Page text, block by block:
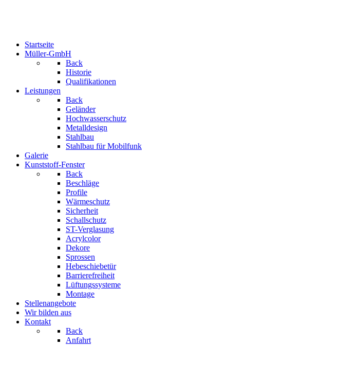
Startseite
Müller-GmbH
Back
Historie
Qualifikationen
Leistungen
Back
Geländer
Hochwasserschutz
Metalldesign
Stahlbau
Stahlbau für Mobilfunk
Galerie
Kunststoff-Fenster
Back
Beschläge
Profile
Wärmeschutz
Sicherheit
Schallschutz
ST-Verglasung
Acrylcolor
Dekore
Sprossen
Hebeschiebetür
Barrierefreiheit
Lüftungssysteme
Montage
Stellenangebote
Wir bilden aus
Kontakt
Back
Anfahrt